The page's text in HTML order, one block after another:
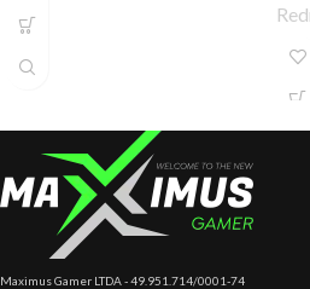
Maximus Gamer LTDA - 49.951.714/0001-74